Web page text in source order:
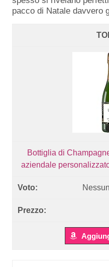
pacco di Natale davvero
Bottiglia di
aziendale